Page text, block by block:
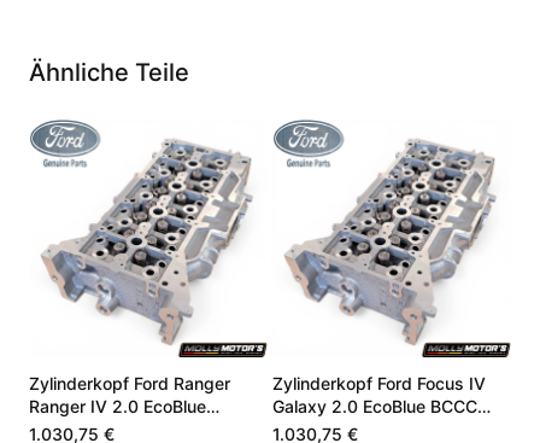
Ähnliche Teile
Zylinderkopf Ford Ranger
Ranger IV 2.0 EcoBlue
JB3Q6C032AB
1.030,75 €
Zylinderkopf Ford Focus IV
Galaxy 2.0 EcoBlue BCCC
BCCD HG9Q6C032CA
1.030,75 €